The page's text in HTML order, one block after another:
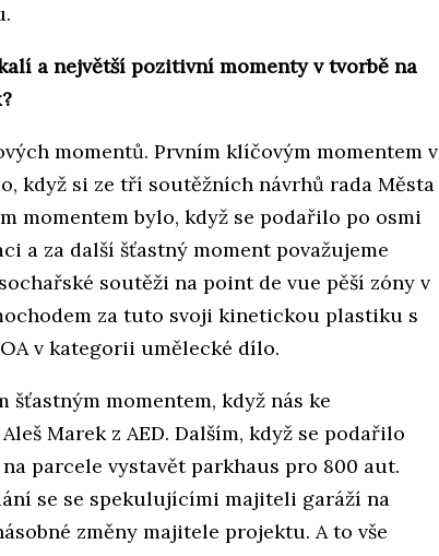
a největší pozitivní momenty v tvorbě na
momentů. Prvním klíčovým momentem v
když si ze tří soutěžních návrhů rada Města
momentem bylo, když se podařilo po osmi
a za další šťastný moment považujeme
soutěži na point de vue pěší zóny v
za tuto svoji kinetickou plastiku s
v kategorii umělecké dílo.
šťastným momentem, když nás ke
Marek z AED. Dalším, když se podařilo
parcele vystavět parkhaus pro 800 aut.
se se spekulujícími majiteli garáží na
změny majitele projektu. A to vše